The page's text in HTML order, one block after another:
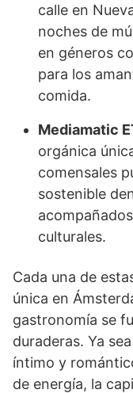
calle en
noches de
en géneros
para los
comida.
Mediamatic
orgánica
comensales
sostenible
culturales.
Cada una de
única en
gastronomía se
duraderas. Ya
íntimo y
de energía, la